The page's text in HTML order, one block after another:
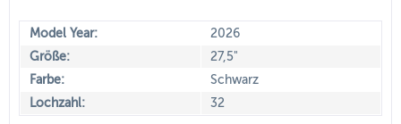
Model Year:
2026
Größe:
27,5"
Farbe:
Schwarz
Lochzahl:
32